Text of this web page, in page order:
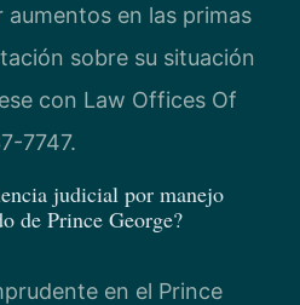
aumentos en las primas
sobre su situación
con Law Offices Of
7747.
judicial por manejo
de Prince George?
en el Prince